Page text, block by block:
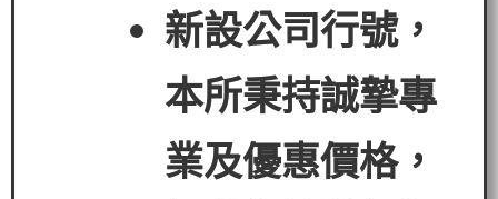
新設公司行號，
本所秉持誠摯專
業及優惠價格，